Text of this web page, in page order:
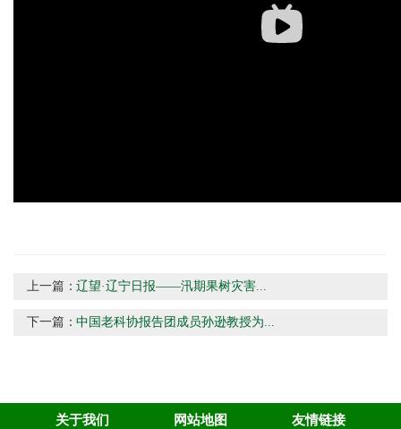
上一篇：辽望·辽宁日报——汛期果树灾害...
下一篇：中国老科协报告团成员孙逊教授为...
关于我们 网站地图 友情链接